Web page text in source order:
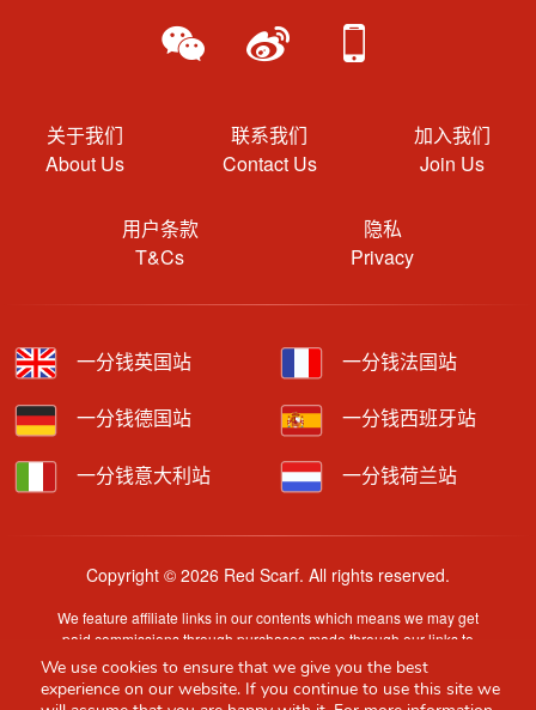
关于我们
About Us
联系我们
Contact Us
加入我们
Join Us
用户条款
T&Cs
隐私
Privacy
一分钱英国站 一分钱法国站
一分钱德国站 一分钱西班牙站
一分钱意大利站 一分钱荷兰站
Copyright © 2026 Red Scarf. All rights reserved.
We feature affiliate links in our contents which means we may get
paid commissions through purchases made through our links to
retailer sites.
Content is provided by users, brands or merchants. Some
information may have been generated by AI and is provided for
We use cookies to ensure that we give you the best
experience on our website. If you continue to use this site we